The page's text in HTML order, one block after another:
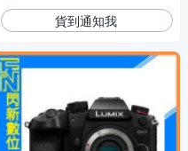
貨到通知我